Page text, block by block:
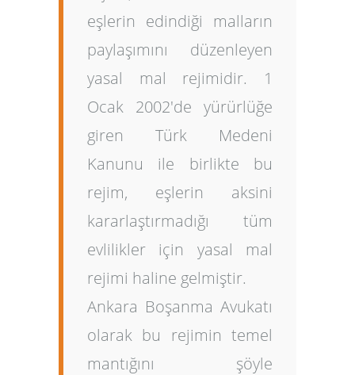
eşlerin edindiği malların
paylaşımını düzenleyen
yasal mal rejimidir. 1
Ocak 2002'de yürürlüğe
giren Türk Medeni
Kanunu ile birlikte bu
rejim, eşlerin aksini
kararlaştırmadığı tüm
evlilikler için yasal mal
rejimi haline gelmiştir.
Ankara Boşanma Avukatı
olarak bu rejimin temel
mantığını şöyle